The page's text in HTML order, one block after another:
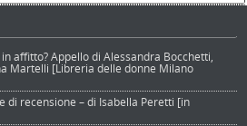
affitto? Appello di Alessandra Bocchetti,
Martelli [Libreria delle donne Milano
di recensione – di Isabella Peretti [in